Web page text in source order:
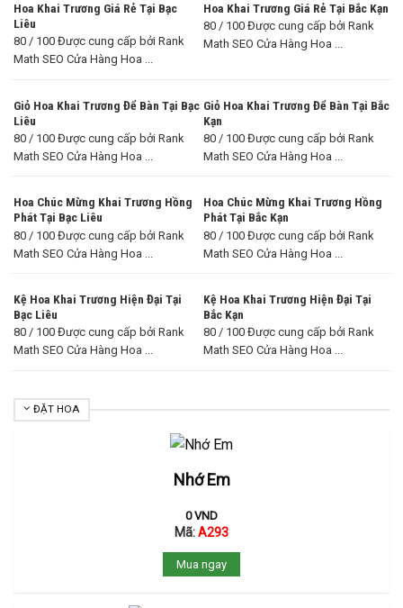
Hoa Khai Trương Giá Rẻ Tại Bạc
Liêu
80 / 100 Được cung cấp bởi Rank
Math SEO Cửa Hàng Hoa ...
Hoa Khai Trương Giá Rẻ Tại Bắc Kạn
80 / 100 Được cung cấp bởi Rank
Math SEO Cửa Hàng Hoa ...
Giỏ Hoa Khai Trương Để Bàn Tại Bạc
Liêu
80 / 100 Được cung cấp bởi Rank
Math SEO Cửa Hàng Hoa ...
Giỏ Hoa Khai Trương Để Bàn Tại Bắc
Kạn
80 / 100 Được cung cấp bởi Rank
Math SEO Cửa Hàng Hoa ...
Hoa Chúc Mừng Khai Trương Hồng
Phát Tại Bạc Liêu
80 / 100 Được cung cấp bởi Rank
Math SEO Cửa Hàng Hoa ...
Hoa Chúc Mừng Khai Trương Hồng
Phát Tại Bắc Kạn
80 / 100 Được cung cấp bởi Rank
Math SEO Cửa Hàng Hoa ...
Kệ Hoa Khai Trương Hiện Đại Tại
Bạc Liêu
80 / 100 Được cung cấp bởi Rank
Math SEO Cửa Hàng Hoa ...
Kệ Hoa Khai Trương Hiện Đại Tại
Bắc Kạn
80 / 100 Được cung cấp bởi Rank
Math SEO Cửa Hàng Hoa ...
ĐẶT HOA
Nhớ Em
0VND
Mã:A293
Mua ngay